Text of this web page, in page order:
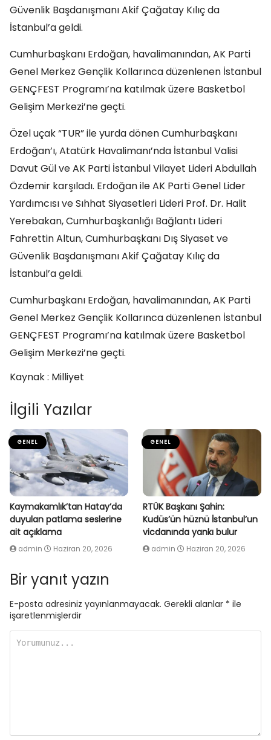
Güvenlik Başdanışmanı Akif Çağatay Kılıç da
İstanbul’a geldi.
Cumhurbaşkanı Erdoğan, havalimanından, AK Parti
Genel Merkez Gençlik Kollarınca düzenlenen İstanbul
GENÇFEST Programı’na katılmak üzere Basketbol
Gelişim Merkezi’ne geçti.
Özel uçak “TUR” ile yurda dönen Cumhurbaşkanı
Erdoğan’ı, Atatürk Havalimanı’nda İstanbul Valisi
Davut Gül ve AK Parti İstanbul Vilayet Lideri Abdullah
Özdemir karşıladı. Erdoğan ile AK Parti Genel Lider
Yardımcısı ve Sıhhat Siyasetleri Lideri Prof. Dr. Halit
Yerebakan, Cumhurbaşkanlığı Bağlantı Lideri
Fahrettin Altun, Cumhurbaşkanı Dış Siyaset ve
Güvenlik Başdanışmanı Akif Çağatay Kılıç da
İstanbul’a geldi.
Cumhurbaşkanı Erdoğan, havalimanından, AK Parti
Genel Merkez Gençlik Kollarınca düzenlenen İstanbul
GENÇFEST Programı’na katılmak üzere Basketbol
Gelişim Merkezi’ne geçti.
Kaynak : Milliyet
İlgili Yazılar
GENEL
Kaymakamlık’tan Hatay’da
duyulan patlama seslerine
ait açıklama
admin Haziran 20, 2026
GENEL
RTÜK Başkanı Şahin:
Kudüs’ün hüznü İstanbul’un
vicdanında yankı bulur
admin Haziran 20, 2026
Bir yanıt yazın
E-posta adresiniz yayınlanmayacak. Gerekli alanlar * ile
işaretlenmişlerdir